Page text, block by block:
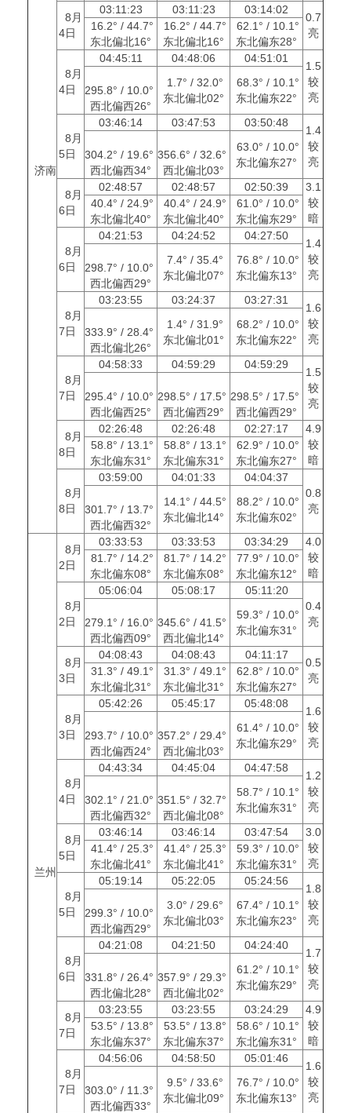
济南
8月
4日
03:11:23 03:11:23 03:14:02
0.7
亮
16.2° / 44.7°
东北偏北16°
16.2° / 44.7°
东北偏北16°
62.1° / 10.1°
东北偏东28°
8月
4日
04:45:11 04:48:06 04:51:01
1.5
较
亮
295.8° / 10.0°
西北偏西26°
1.7° / 32.0°
东北偏北02°
68.3° / 10.1°
东北偏东22°
8月
5日
03:46:14 03:47:53 03:50:48
1.4
较
亮
304.2° / 19.6°
西北偏西34°
356.6° / 32.6°
西北偏北03°
63.0° / 10.0°
东北偏东27°
8月
6日
02:48:57 02:48:57 02:50:39
3.1
较
暗
40.4° / 24.9°
东北偏北40°
40.4° / 24.9°
东北偏北40°
61.0° / 10.0°
东北偏东29°
8月
6日
04:21:53 04:24:52 04:27:50
1.4
较
亮
298.7° / 10.0°
西北偏西29°
7.4° / 35.4°
东北偏北07°
76.8° / 10.0°
东北偏东13°
8月
7日
03:23:55 03:24:37 03:27:31
1.6
较
亮
333.9° / 28.4°
西北偏北26°
1.4° / 31.9°
东北偏北01°
68.2° / 10.0°
东北偏东22°
8月
7日
04:58:33 04:59:29 04:59:29
1.5
较
亮
295.4° / 10.0°
西北偏西25°
298.5° / 17.5°
西北偏西29°
298.5° / 17.5°
西北偏西29°
8月
8日
02:26:48 02:26:48 02:27:17
4.9
较
暗
58.8° / 13.1°
东北偏东31°
58.8° / 13.1°
东北偏东31°
62.9° / 10.0°
东北偏东27°
8月
8日
03:59:00 04:01:33
04:04:37
0.8
亮
301.7° / 13.7°
西北偏西32°
14.1° / 44.5°
东北偏北14°
88.2° / 10.0°
东北偏东02°
兰州
8月
2日
03:33:53 03:33:53 03:34:29
4.0
较
暗
81.7° / 14.2°
东北偏东08°
81.7° / 14.2°
东北偏东08°
77.9° / 10.0°
东北偏东12°
8月
2日
05:06:04 05:08:17
05:11:20
0.4
亮
279.1° / 16.0°
西北偏西09°
345.6° / 41.5°
西北偏北14°
59.3° / 10.0°
东北偏东31°
8月
3日
04:08:43 04:08:43 04:11:17
0.5
亮
31.3° / 49.1°
东北偏北31°
31.3° / 49.1°
东北偏北31°
62.8° / 10.0°
东北偏东27°
8月
3日
05:42:26 05:45:17 05:48:08
1.6
较
亮
293.7° / 10.0°
西北偏西24°
357.2° / 29.4°
西北偏北03°
61.4° / 10.0°
东北偏东29°
8月
4日
04:43:34 04:45:04 04:47:58
1.2
较
亮
302.1° / 21.0°
西北偏西32°
351.5° / 32.7°
西北偏北08°
58.7° / 10.1°
东北偏东31°
8月
5日
03:46:14 03:46:14 03:47:54
3.0
较
亮
41.4° / 25.3°
东北偏北41°
41.4° / 25.3°
东北偏北41°
59.3° / 10.0°
东北偏东31°
8月
5日
05:19:14 05:22:05 05:24:56
1.8
较
亮
299.3° / 10.0°
西北偏西29°
3.0° / 29.6°
东北偏北03°
67.4° / 10.1°
东北偏东23°
8月
6日
04:21:08 04:21:50 04:24:40
1.7
较
亮
331.8° / 26.4°
西北偏北28°
357.9° / 29.3°
西北偏北02°
61.2° / 10.1°
东北偏东29°
8月
7日
03:23:55 03:23:55 03:24:29
4.9
较
暗
53.5° / 13.8°
东北偏东37°
53.5° / 13.8°
东北偏东37°
58.6° / 10.1°
东北偏东31°
8月
7日
04:56:06 04:58:50 05:01:46
1.6
较
亮
303.0° / 11.3°
西北偏西33°
9.5° / 33.6°
东北偏北09°
76.7° / 10.0°
东北偏东13°